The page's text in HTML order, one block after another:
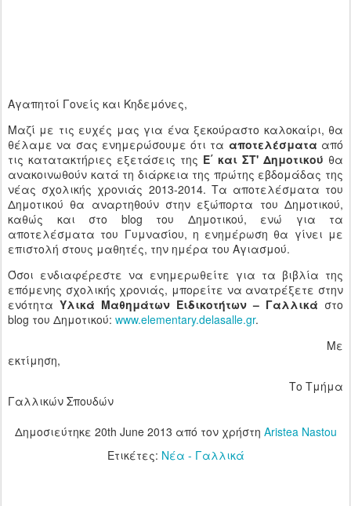
Αγαπητοί Γονείς και Κηδεμόνες,
Μαζί με τις ευχές μας για ένα ξεκούραστο καλοκαίρι, θα
θέλαμε να σας ενημερώσουμε ότι τα αποτελέσματα από
τις κατατακτήριες εξετάσεις της Ε΄ και ΣΤ' Δημοτικού θα
ανακοινωθούν κατά τη διάρκεια της πρώτης εβδομάδας της
νέας σχολικής χρονιάς 2013-2014. Τα αποτελέσματα του
Δημοτικού θα αναρτηθούν στην εξώπορτα του Δημοτικού,
καθώς και στο blog του Δημοτικού, ενώ για τα
αποτελέσματα του Γυμνασίου, η ενημέρωση θα γίνει με
επιστολή στους μαθητές, την ημέρα του Αγιασμού.
Όσοι ενδιαφέρεστε να ενημερωθείτε για τα βιβλία της
επόμενης σχολικής χρονιάς, μπορείτε να ανατρέξετε στην
ενότητα Υλικά Μαθημάτων Ειδικοτήτων – Γαλλικά στο
blog του Δημοτικού: www.elementary.delasalle.gr.
Με
εκτίμηση,
Το Τμήμα
Γαλλικών Σπουδών
Δημοσιεύτηκε 20th June 2013 από τον χρήστη Aristea Nastou
Ετικέτες: Νέα - Γαλλικά